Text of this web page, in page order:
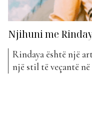
Njihuni me
Rindaya është një
një stil të veçantë